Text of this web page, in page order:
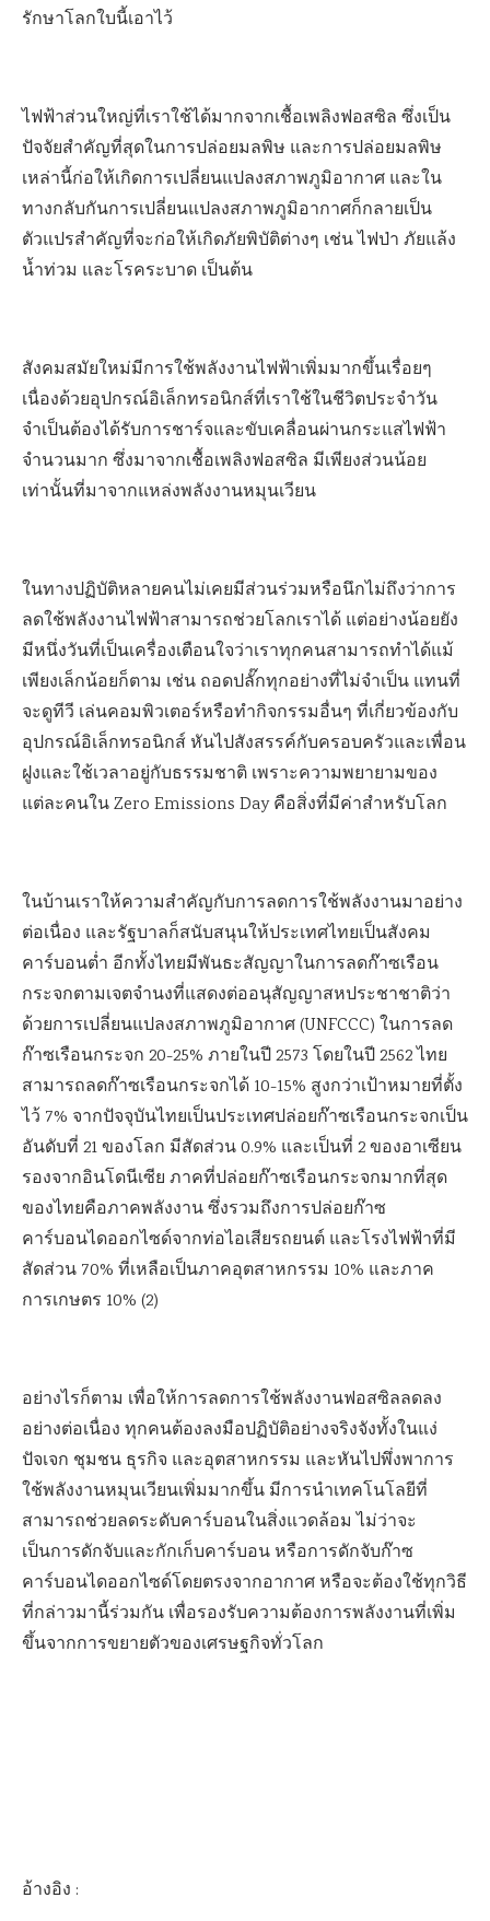
รักษาโลกใบนี้เอาไว้
ไฟฟ้าส่วนใหญ่ที่เราใช้ได้มากจากเชื้อเพลิงฟอสซิล ซึ่งเป็น
ปัจจัยสำคัญที่สุดในการปล่อยมลพิษ และการปล่อยมลพิษ
เหล่านี้ก่อให้เกิดการเปลี่ยนแปลงสภาพภูมิอากาศ และใน
ทางกลับกันการเปลี่ยนแปลงสภาพภูมิอากาศก็กลายเป็น
ตัวแปรสำคัญที่จะก่อให้เกิดภัยพิบัติต่างๆ เช่น ไฟป่า ภัยแล้ง
น้ำท่วม และโรคระบาด เป็นต้น
สังคมสมัยใหม่มีการใช้พลังงานไฟฟ้าเพิ่มมากขึ้นเรื่อยๆ
เนื่องด้วยอุปกรณ์อิเล็กทรอนิกส์ที่เราใช้ในชีวิตประจำวัน
จำเป็นต้องได้รับการชาร์จและขับเคลื่อนผ่านกระแสไฟฟ้า
จำนวนมาก ซึ่งมาจากเชื้อเพลิงฟอสซิล มีเพียงส่วนน้อย
เท่านั้นที่มาจากแหล่งพลังงานหมุนเวียน
ในทางปฏิบัติหลายคนไม่เคยมีส่วนร่วมหรือนึกไม่ถึงว่าการ
ลดใช้พลังงานไฟฟ้าสามารถช่วยโลกเราได้ แต่อย่างน้อยยัง
มีหนึ่งวันที่เป็นเครื่องเตือนใจว่าเราทุกคนสามารถทำได้แม้
เพียงเล็กน้อยก็ตาม เช่น ถอดปลั๊กทุกอย่างที่ไม่จำเป็น แทนที่
จะดูทีวี เล่นคอมพิวเตอร์หรือทำกิจกรรมอื่นๆ ที่เกี่ยวข้องกับ
อุปกรณ์อิเล็กทรอนิกส์ หันไปสังสรรค์กับครอบครัวและเพื่อน
ฝูงและใช้เวลาอยู่กับธรรมชาติ เพราะความพยายามของ
แต่ละคนใน Zero Emissions Day คือสิ่งที่มีค่าสำหรับโลก
ในบ้านเราให้ความสำคัญกับการลดการใช้พลังงานมาอย่าง
ต่อเนื่อง และรัฐบาลก็สนับสนุนให้ประเทศไทยเป็นสังคม
คาร์บอนต่ำ อีกทั้งไทยมีพันธะสัญญาในการลดก๊าซเรือน
กระจกตามเจตจำนงที่แสดงต่ออนุสัญญาสหประชาชาติว่า
ด้วยการเปลี่ยนแปลงสภาพภูมิอากาศ (UNFCCC) ในการลด
ก๊าซเรือนกระจก 20-25% ภายในปี 2573 โดยในปี 2562 ไทย
สามารถลดก๊าซเรือนกระจกได้ 10-15% สูงกว่าเป้าหมายที่ตั้ง
ไว้ 7% จากปัจจุบันไทยเป็นประเทศปล่อยก๊าซเรือนกระจกเป็น
อันดับที่ 21 ของโลก มีสัดส่วน 0.9% และเป็นที่ 2 ของอาเซียน
รองจากอินโดนีเซีย ภาคที่ปล่อยก๊าซเรือนกระจกมากที่สุด
ของไทยคือภาคพลังงาน ซึ่งรวมถึงการปล่อยก๊าซ
คาร์บอนไดออกไซด์จากท่อไอเสียรถยนต์ และโรงไฟฟ้าที่มี
สัดส่วน 70% ที่เหลือเป็นภาคอุตสาหกรรม 10% และภาค
การเกษตร 10% (2)
อย่างไรก็ตาม เพื่อให้การลดการใช้พลังงานฟอสซิลลดลง
อย่างต่อเนื่อง ทุกคนต้องลงมือปฏิบัติอย่างจริงจังทั้งในแง่
ปัจเจก ชุมชน ธุรกิจ และอุตสาหกรรม และหันไปพึ่งพาการ
ใช้พลังงานหมุนเวียนเพิ่มมากขึ้น มีการนำเทคโนโลยีที่
สามารถช่วยลดระดับคาร์บอนในสิ่งแวดล้อม ไม่ว่าจะ
เป็นการดักจับและกักเก็บคาร์บอน หรือการดักจับก๊าซ
คาร์บอนไดออกไซด์โดยตรงจากอากาศ หรือจะต้องใช้ทุกวิธี
ที่กล่าวมานี้ร่วมกัน เพื่อรองรับความต้องการพลังงานที่เพิ่ม
ขึ้นจากการขยายตัวของเศรษฐกิจทั่วโลก
อ้างอิง :